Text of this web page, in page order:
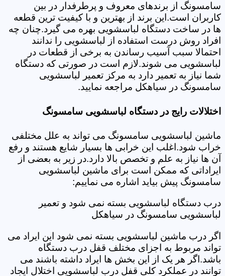
سامسونگ از برندهای معروف و پرطرفدار در بین
کاربران است.این برند از بهترین و با کیفیت ترین قطعه
ها در ساخت دستگاه لباسشویی بهره می گیرد.چنان چه
افراد روش درست استفاده از لباسشویی را ندانند
احتمالا سبب آسیب رساندن به برخی از قطعات در
لباسشویی می شوند.لازم است در صورتی که دستگاه
شما نیاز به تعمیر دارد به مرکز تعمیر لباسشویی
سامسونگ در سیاهکل مراجعه نمایید.
اختلالات رایج در دستگاه لباسشویی سامسونگ
ماشین لباسشویی سامسونگ می تواند به علل مختلفی
خراب شود.اغلب این خرابی ها بسیار شایع هستند و رفع
آن ها نیاز به علم و تخصص بالا دارد.در زیر به بعضی از
ایراداتی که ممکن است برای ماشین لباسشویی
سامسونگ پیش بیاید اشاره می نماییم:
درب دستگاه لباسشویی بسته نمی شود و تعمیر
لباسشویی سامسونگ در سیاهکل
اگر درب ماشین لباسشویی بسته نمی شود این ایراد می
تواند مربوط به اجزای مختلف قفل درب دستگاه
باشد.اگر هر یک از این بخش ها ایراد داشته باشند می
توانند در عملکرد کلی قفل درب لباسشویی اختلال ایجاد